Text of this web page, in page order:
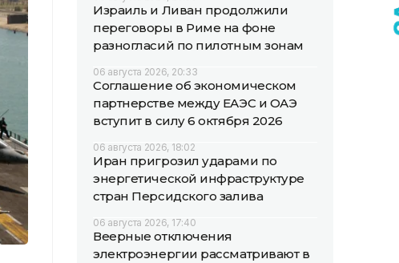
Израиль и Ливан продолжили
переговоры в Риме на фоне
разногласий по пилотным зонам
06 августа 2026, 20:33
Соглашение об экономическом
партнерстве между ЕАЭС и ОАЭ
вступит в силу 6 октября 2026
06 августа 2026, 18:02
Иран пригрозил ударами по
энергетической инфраструктуре
стран Персидского залива
06 августа 2026, 17:40
Веерные отключения
электроэнергии рассматривают в